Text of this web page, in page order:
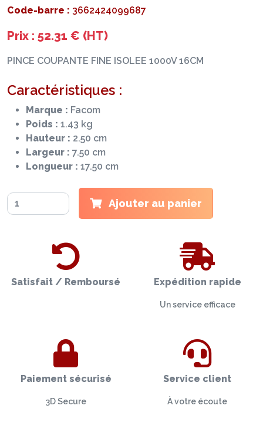
Code-barre : 3662424099687
Prix : 52.31 € (HT)
PINCE COUPANTE FINE ISOLEE 1000V 16CM
Caractéristiques :
Marque : Facom
Poids : 1.43 kg
Hauteur : 2.50 cm
Largeur : 7.50 cm
Longueur : 17.50 cm
Ajouter au panier
Satisfait / Remboursé Expédition rapide
Un service efficace
Paiement sécurisé
3D Secure
Service client
À votre écoute